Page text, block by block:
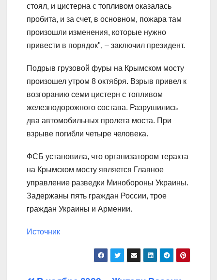
стоял, и цистерна с топливом оказалась
пробита, и за счет, в основном, пожара там
произошли изменения, которые нужно
привести в порядок", – заключил президент.
Подрыв грузовой фуры на Крымском мосту
произошел утром 8 октября. Взрыв привел к
возгоранию семи цистерн с топливом
железнодорожного состава. Разрушились
два автомобильных пролета моста. При
взрыве погибли четыре человека.
ФСБ установила, что организатором теракта
на Крымском мосту является Главное
управление разведки Минобороны Украины.
Задержаны пять граждан России, трое
граждан Украины и Армении.
Источник